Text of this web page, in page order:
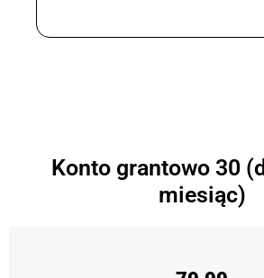
Konto grantowo 30
miesiąc)